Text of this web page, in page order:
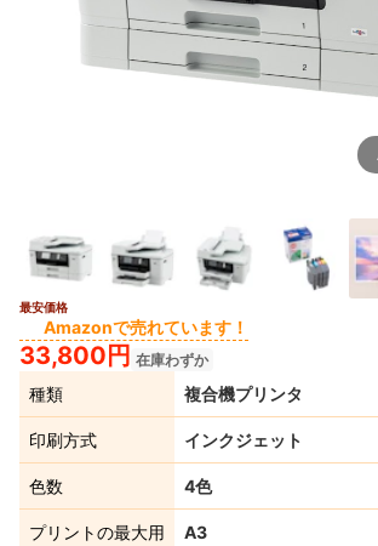
最安価格
Amazonで売れています！
33,800円 在庫わずか
種類 複合機プリンタ
印刷方式 インクジェット
色数 4色
プリントの最大用
A3